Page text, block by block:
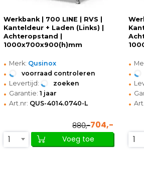
Werkbank | 700 LINE | RVS |
Kanteldeur + Laden (Links) |
Achteropstand |
1000x700x900(h)mm
• Merk: Qusinox
• voorraad controleren
• Levertijd: zoeken
• Garantie: 1 jaar
• Art.nr: QUS-4014.0740-L
880,-704,-
1
Voeg toe
•
•
•
•
•
1